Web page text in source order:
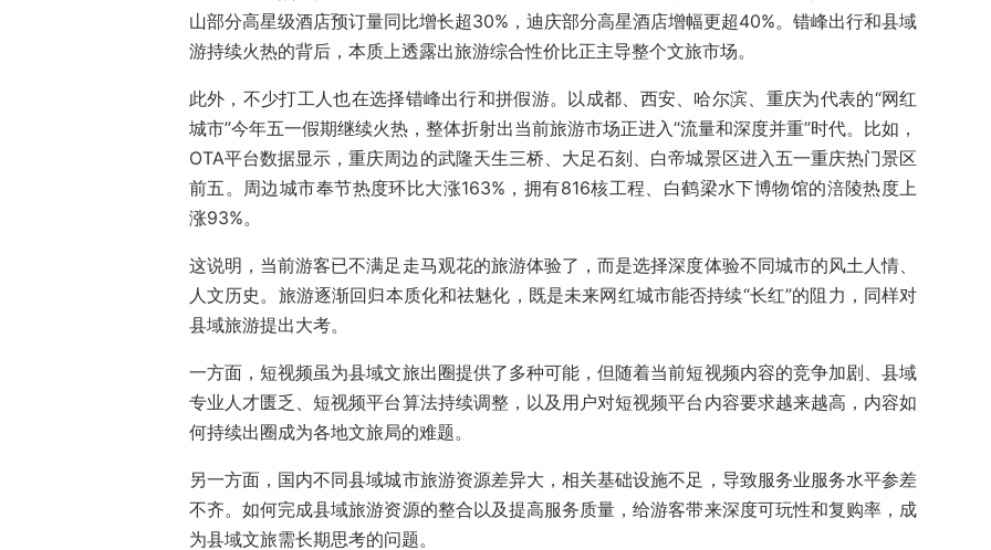
山部分高星级酒店预订量同比增长超30%，迪庆部分高星酒店增幅更超40%。错峰出行和县域
游持续火热的背后，本质上透露出旅游综合性价比正主导整个文旅市场。
此外，不少打工人也在选择错峰出行和拼假游。以成都、西安、哈尔滨、重庆为代表的“网红
城市”今年五一假期继续火热，整体折射出当前旅游市场正进入“流量和深度并重”时代。比如，
OTA平台数据显示，重庆周边的武隆天生三桥、大足石刻、白帝城景区进入五一重庆热门景区
前五。周边城市奉节热度环比大涨163%，拥有816核工程、白鹤梁水下博物馆的涪陵热度上
涨93%。
这说明，当前游客已不满足走马观花的旅游体验了，而是选择深度体验不同城市的风土人情、
人文历史。旅游逐渐回归本质化和祛魅化，既是未来网红城市能否持续“长红”的阻力，同样对
县域旅游提出大考。
一方面，短视频虽为县域文旅出圈提供了多种可能，但随着当前短视频内容的竞争加剧、县域
专业人才匮乏、短视频平台算法持续调整，以及用户对短视频平台内容要求越来越高，内容如
何持续出圈成为各地文旅局的难题。
另一方面，国内不同县域城市旅游资源差异大，相关基础设施不足，导致服务业服务水平参差
不齐。如何完成县域旅游资源的整合以及提高服务质量，给游客带来深度可玩性和复购率，成
为县域文旅需长期思考的问题。